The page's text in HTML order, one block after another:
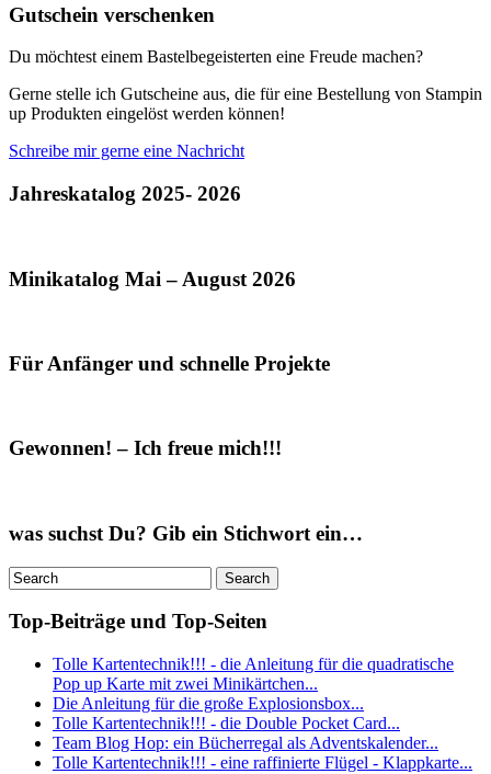
Gutschein verschenken
Du möchtest einem Bastelbegeisterten eine Freude machen?
Gerne stelle ich Gutscheine aus, die für eine Bestellung von Stampin
up Produkten eingelöst werden können!
Schreibe mir gerne eine Nachricht
Jahreskatalog 2025- 2026
Minikatalog Mai – August 2026
Für Anfänger und schnelle Projekte
Gewonnen! – Ich freue mich!!!
was suchst Du? Gib ein Stichwort ein…
Top-Beiträge und Top-Seiten
Tolle Kartentechnik!!! - die Anleitung für die quadratische
Pop up Karte mit zwei Minikärtchen...
Die Anleitung für die große Explosionsbox...
Tolle Kartentechnik!!! - die Double Pocket Card...
Team Blog Hop: ein Bücherregal als Adventskalender...
Tolle Kartentechnik!!! - eine raffinierte Flügel - Klappkarte...